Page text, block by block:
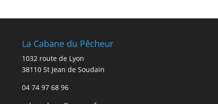
La Cabane du Pêcheur
1032 route de Lyon
38110 St Jean de Soudain
04 74 97 68 96